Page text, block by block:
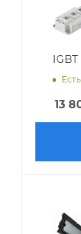
13